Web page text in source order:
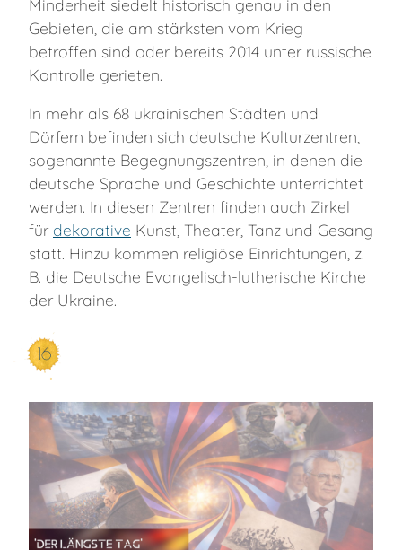
Minderheit siedelt historisch genau in den
Gebieten, die am stärksten vom Krieg
betroffen sind oder bereits 2014 unter russische
Kontrolle gerieten.
In mehr als 68 ukrainischen Städten und
Dörfern befinden sich deutsche Kulturzentren,
sogenannte Begegnungszentren, in denen die
deutsche Sprache und Geschichte unterrichtet
werden. In diesen Zentren finden auch Zirkel
für dekorative Kunst, Theater, Tanz und Gesang
statt. Hinzu kommen religiöse Einrichtungen, z.
B. die Deutsche Evangelisch-lutherische Kirche
der Ukraine.
16